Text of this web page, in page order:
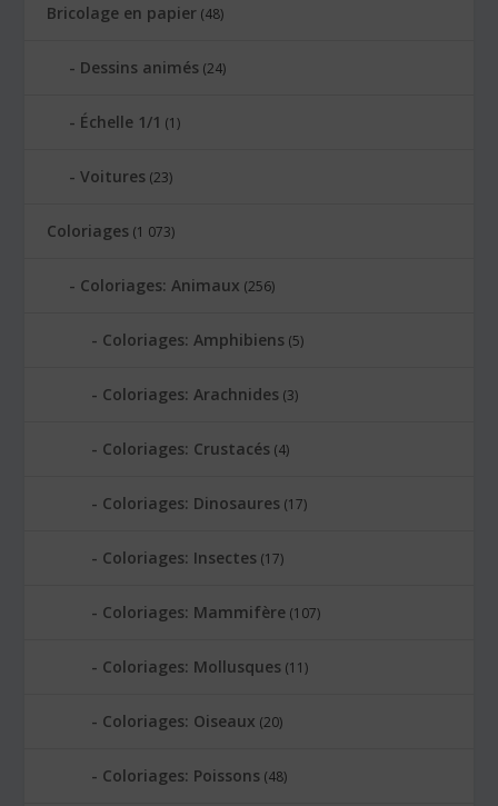
Bricolage en papier (48)
Dessins animés (24)
Échelle 1/1 (1)
Voitures (23)
Coloriages (1 073)
Coloriages: Animaux (256)
Coloriages: Amphibiens (5)
Coloriages: Arachnides (3)
Coloriages: Crustacés (4)
Coloriages: Dinosaures (17)
Coloriages: Insectes (17)
Coloriages: Mammifère (107)
Coloriages: Mollusques (11)
Coloriages: Oiseaux (20)
Coloriages: Poissons (48)